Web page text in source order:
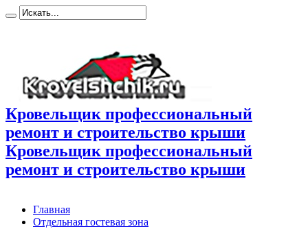
Кровельщик профессиональный
ремонт и строительство крыши
Кровельщик профессиональный
ремонт и строительство крыши
Главная
Отдельная гостевая зона